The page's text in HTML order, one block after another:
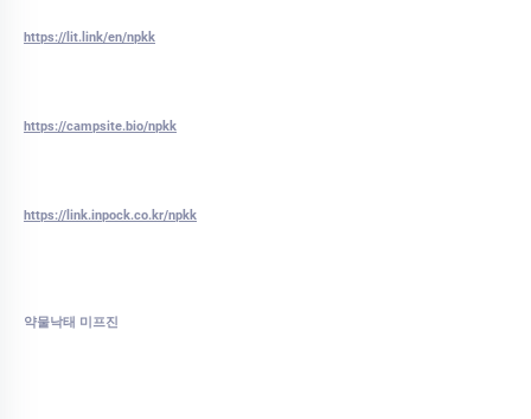
https://lit.link/en/npkk
https://campsite.bio/npkk
https://link.inpock.co.kr/npkk
약물낙태 미프진